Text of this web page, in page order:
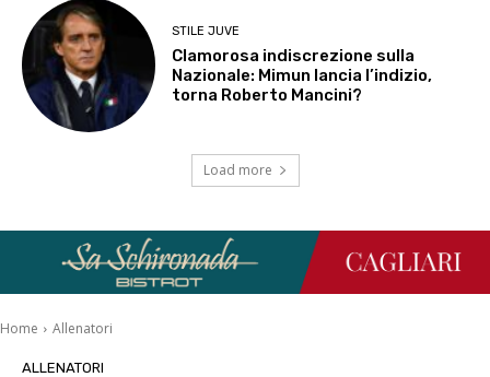
STILE JUVE
Clamorosa indiscrezione sulla
Nazionale: Mimun lancia l’indizio,
torna Roberto Mancini?
Load more